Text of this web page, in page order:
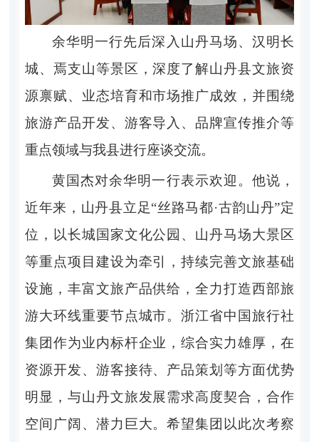
余华明一行先后深入山丹马场、汉明长
城、焉支山等景区，深度了解山丹县文旅资
源禀赋、业态培育和市场推广成效，并围绕
旅游产品开发、游客导入、品牌宣传推介等
重点领域与我县进行座谈交流。
黄国杰对余华明一行表示欢迎。他说，
近年来，山丹县立足“丝路马都·古韵山丹”定
位，以长城国家文化公园、山丹马场大景区
等重点项目建设为牵引，持续完善文旅基础
设施，丰富文旅产品供给，全力打造西部旅
游大环线重要节点城市。浙江省中国旅行社
集团作为业内标杆企业，综合实力雄厚，在
资源开发、游客接待、产品策划等方面优势
明显，与山丹文旅发展需求高度契合，合作
空间广阔、潜力巨大。希望集团以此次考察